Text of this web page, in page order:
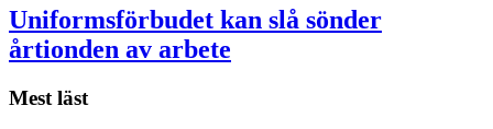
Uniformsförbudet kan slå sönder
årtionden av arbete
Mest läst